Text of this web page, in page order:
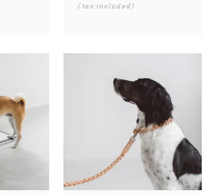
(tax included)